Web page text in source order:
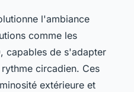
l'ambiance
comme les
capables de s'adapter
circadien. Ces
extérieure et